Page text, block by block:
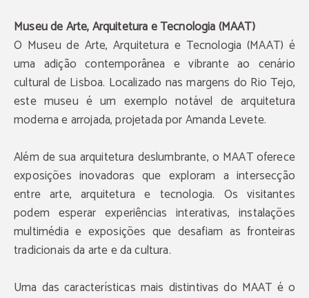
Museu de Arte, Arquitetura e Tecnologia (MAAT)
O Museu de Arte, Arquitetura e Tecnologia (MAAT) é
uma adição contemporânea e vibrante ao cenário
cultural de Lisboa. Localizado nas margens do Rio Tejo,
este museu é um exemplo notável de arquitetura
moderna e arrojada, projetada por Amanda Levete.
Além de sua arquitetura deslumbrante, o MAAT oferece
exposições inovadoras que exploram a intersecção
entre arte, arquitetura e tecnologia. Os visitantes
podem esperar experiências interativas, instalações
multimédia e exposições que desafiam as fronteiras
tradicionais da arte e da cultura.
Uma das características mais distintivas do MAAT é o